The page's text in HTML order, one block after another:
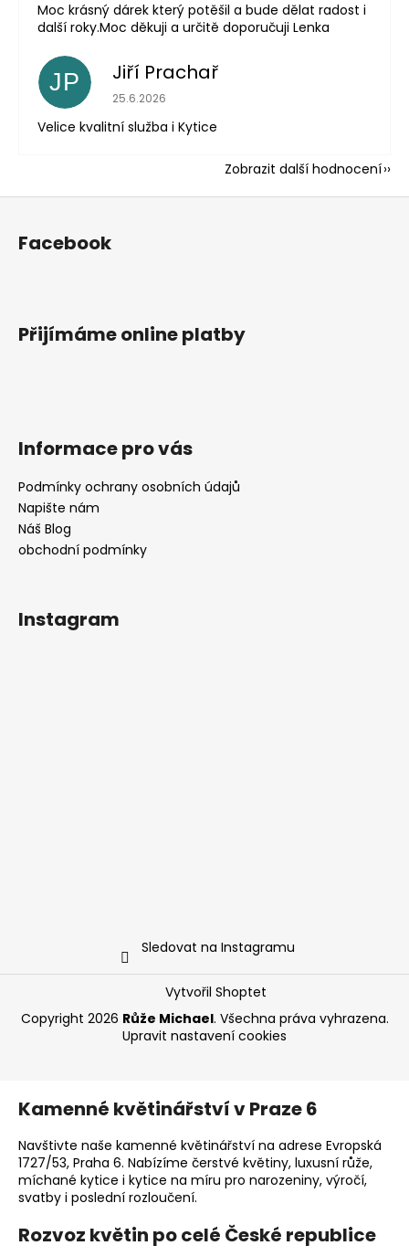
Moc krásný dárek který potěšil a bude dělat radost i
další roky.Moc děkuji a určitě doporučuji Lenka
JP Jiří Prachař
Hodnocení obchodu je 5 z 5 hvězdiček.
25.6.2026
Velice kvalitní služba i Kytice
Zobrazit další hodnocení
Facebook
Přijímáme online platby
Informace pro vás
Podmínky ochrany osobních údajů
Napište nám
Náš Blog
obchodní podmínky
Instagram
Sledovat na Instagramu
Vytvořil Shoptet
Copyright 2026 Růže Michael. Všechna práva vyhrazena.
Upravit nastavení cookies
Kamenné květinářství v Praze 6
Navštivte naše kamenné květinářství na adrese Evropská
1727/53, Praha 6. Nabízíme čerstvé květiny, luxusní růže,
míchané kytice i kytice na míru pro narozeniny, výročí,
svatby i poslední rozloučení.
Rozvoz květin po celé České republice